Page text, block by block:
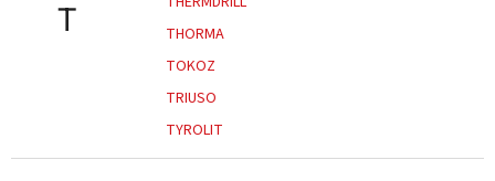
T
THORMA
TOKOZ
TRIUSO
TYROLIT